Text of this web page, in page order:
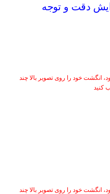
دقت و توجه
انگشت خود را روی تصویر بالا چند
کنید
انگشت خود را روی تصویر بالا چند